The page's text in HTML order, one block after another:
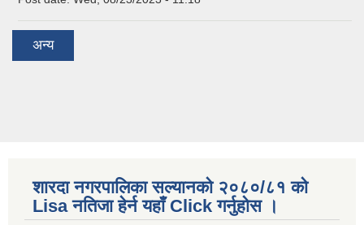
अन्य
शारदा नगरपालिका सल्यानको २०८०/८१ को
Lisa नतिजा हेर्न यहाँ Click गर्नुहोस ।